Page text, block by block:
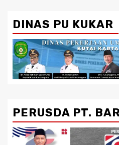
DINAS PU KUKAR
PERUSDA PT.